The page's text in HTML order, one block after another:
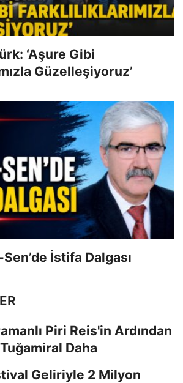
‘Aşure Gibi
Güzelleşiyoruz’
İstifa Dalgası
Piri Reis'in Ardından
Daha
Geliriyle 2 Milyon